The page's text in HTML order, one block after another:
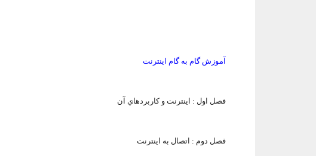
آموزش گام به گام اينترنت
فصل اول : اينترنت و كاربردهاي آن
فصل دوم : اتصال به اينترنت